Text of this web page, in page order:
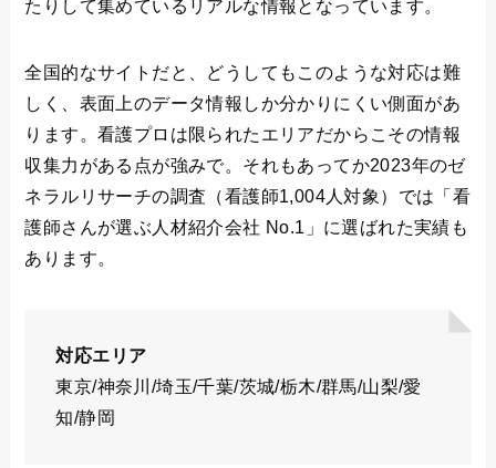
たりして集めているリアルな情報となっています。
全国的なサイトだと、どうしてもこのような対応は難
しく、表面上のデータ情報しか分かりにくい側面があ
ります。看護プロは限られたエリアだからこその情報
収集力がある点が強みで。それもあってか2023年のゼ
ネラルリサーチの調査（看護師1,004人対象）では「看
護師さんが選ぶ人材紹介会社 No.1」に選ばれた実績も
あります。
対応エリア
東京/神奈川/埼玉/千葉/茨城/栃木/群馬/山梨/愛
知/静岡